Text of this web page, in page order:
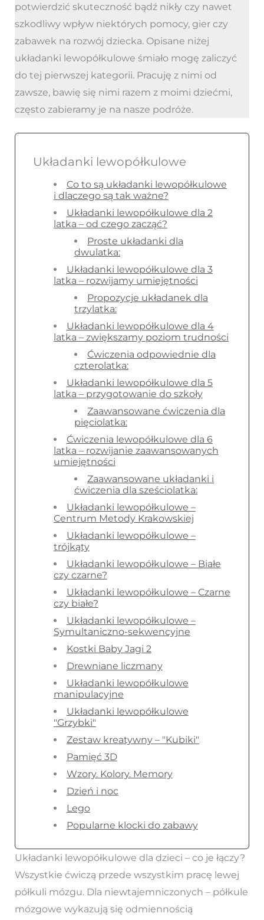
potwierdzić skuteczność bądź nikły czy nawet
szkodliwy wpływ niektórych pomocy, gier czy
zabawek na rozwój dziecka. Opisane niżej
układanki lewopółkulowe śmiało mogę zaliczyć
do tej pierwszej kategorii. Pracuję z nimi od
zawsze, bawię się nimi razem z moimi dziećmi,
często zabieramy je na nasze podróże.
Układanki lewopółkulowe
Co to są układanki lewopółkulowe
i dlaczego są tak ważne?
Układanki lewopółkulowe dla 2
latka – od czego zacząć?
Proste układanki dla
dwulatka:
Układanki lewopółkulowe dla 3
latka – rozwijamy umiejętności
Propozycje układanek dla
trzylatka:
Układanki lewopółkulowe dla 4
latka – zwiększamy poziom trudności
Ćwiczenia odpowiednie dla
czterolatka:
Układanki lewopółkulowe dla 5
latka – przygotowanie do szkoły
Zaawansowane ćwiczenia dla
pięciolatka:
Ćwiczenia lewopółkulowe dla 6
latka – rozwijanie zaawansowanych
umiejętności
Zaawansowane układanki i
ćwiczenia dla sześciolatka:
Układanki lewopółkulowe –
Centrum Metody Krakowskiej
Układanki lewopółkulowe –
trójkąty
Układanki lewopółkulowe – Białe
czy czarne?
Układanki lewopółkulowe – Czarne
czy białe?
Układanki lewopółkulowe –
Symultaniczno-sekwencyjne
Kostki Baby Jagi 2
Drewniane liczmany
Układanki lewopółkulowe
manipulacyjne
Układanki lewopółkulowe
"Grzybki"
Zestaw kreatywny – "Kubiki"
Pamięć 3D
Wzory. Kolory. Memory
Dzień i noc
Lego
Popularne klocki do zabawy
Układanki lewopółkulowe dla dzieci – co je łączy?
Wszystkie ćwiczą przede wszystkim pracę lewej
półkuli mózgu. Dla niewtajemniczonych – półkule
mózgowe wykazują się odmiennością